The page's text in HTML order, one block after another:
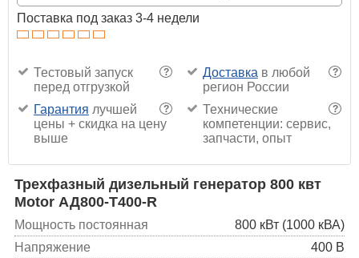
Поставка под заказ 3-4 недели
?
Тестовый запуск
перед отгрузкой
?
Доставка в любой
регион России
?
Гарантия лучшей
цены + скидка на цену
выше
?
Технические
компетенции: сервис,
запчасти, опыт
Трехфазный дизельный генератор 800 квт
Motor АД800-Т400-R
Мощность постоянная
800 кВт (1000 кВА)
Напряжение
400 В